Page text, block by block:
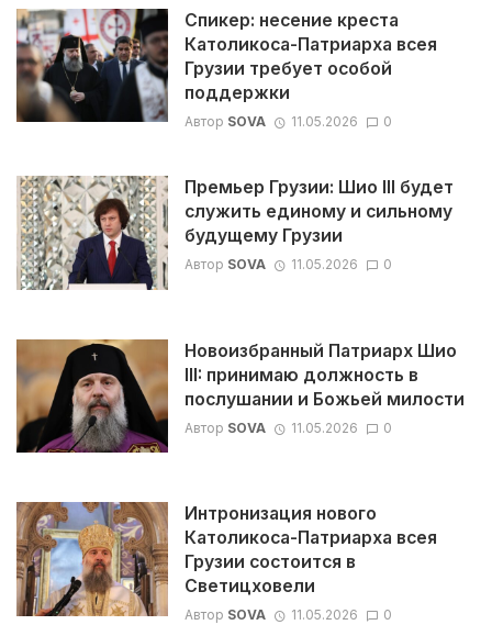
Спикер: несение креста
Католикоса-Патриарха всея
Грузии требует особой
поддержки
Автор SOVA 11.05.2026 0
Премьер Грузии: Шио III будет
служить единому и сильному
будущему Грузии
Автор SOVA 11.05.2026 0
Новоизбранный Патриарх Шио
III: принимаю должность в
послушании и Божьей милости
Автор SOVA 11.05.2026 0
Интронизация нового
Католикоса-Патриарха всея
Грузии состоится в
Светицховели
Автор SOVA 11.05.2026 0